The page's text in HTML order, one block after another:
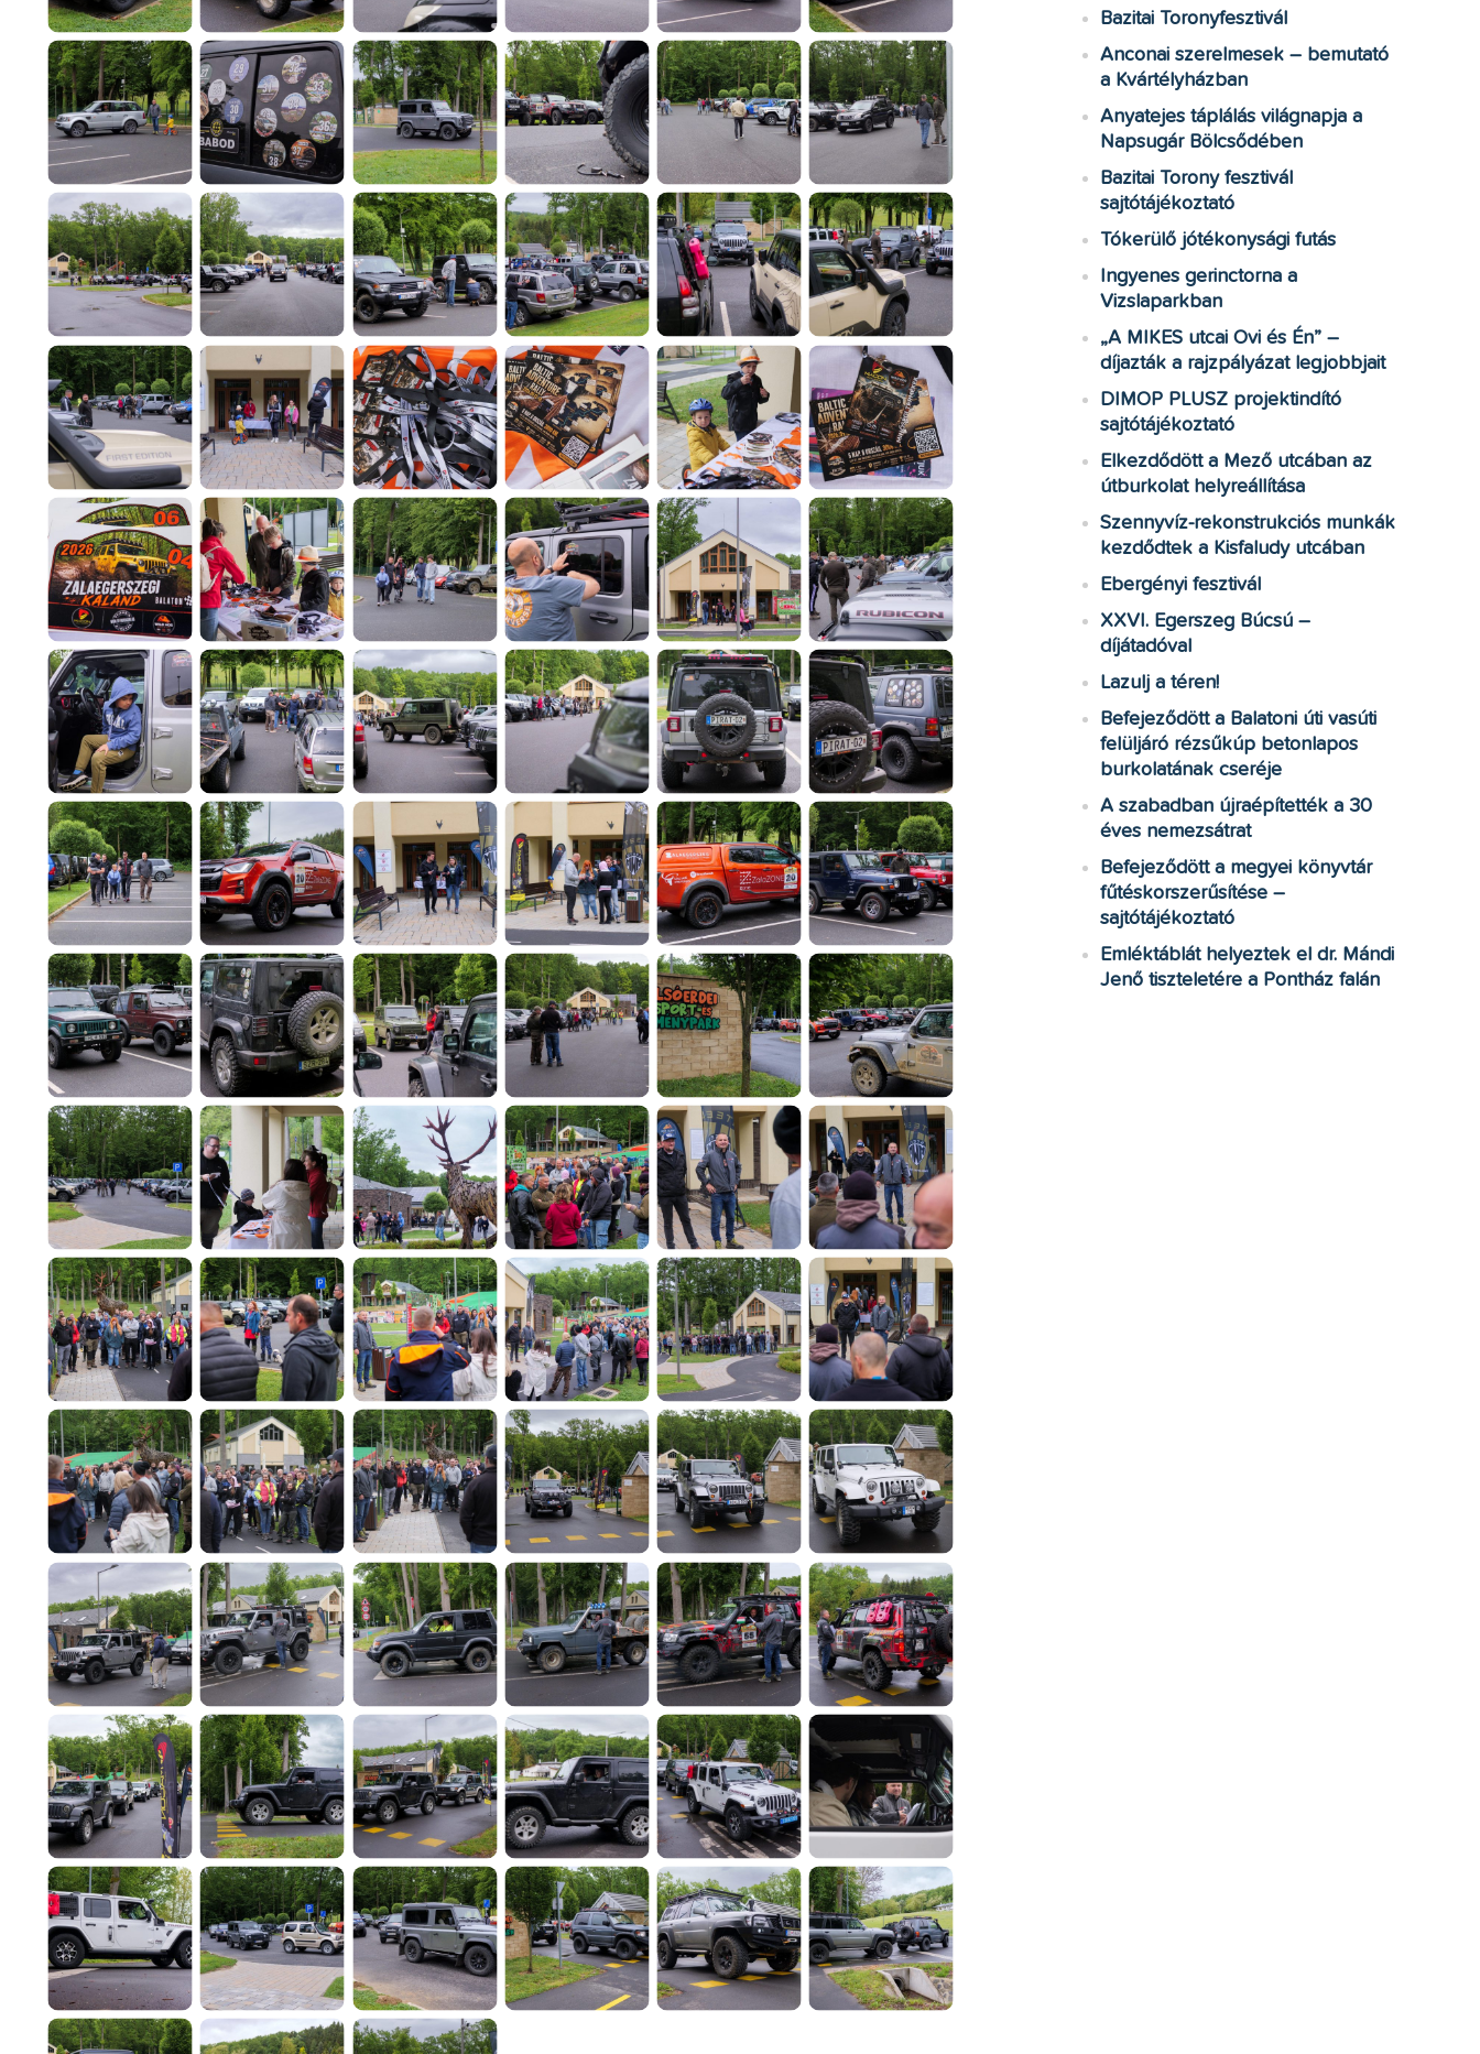
Bazitai Toronyfesztivál
Anconai szerelmesek – bemutató
a Kvártélyházban
Anyatejes táplálás világnapja a
Napsugár Bölcsődében
Bazitai Torony fesztivál
sajtótájékoztató
Tókerülő jótékonysági futás
Ingyenes gerinctorna a
Vizslaparkban
„A MIKES utcai Ovi és Én” –
díjazták a rajzpályázat legjobbjait
DIMOP PLUSZ projektindító
sajtótájékoztató
Elkezdődött a Mező utcában az
útburkolat helyreállítása
Szennyvíz-rekonstrukciós munkák
kezdődtek a Kisfaludy utcában
Ebergényi fesztivál
XXVI. Egerszeg Búcsú –
díjátadóval
Lazulj a téren!
Befejeződött a Balatoni úti vasúti
felüljáró rézsűkúp betonlapos
burkolatának cseréje
A szabadban újraépítették a 30
éves nemezsátrat
Befejeződött a megyei könyvtár
fűtéskorszerűsítése –
sajtótájékoztató
Emléktáblát helyeztek el dr. Mándi
Jenő tiszteletére a Pontház falán